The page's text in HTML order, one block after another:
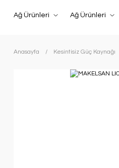
Ağ Ürünleri Ağ Ürünleri
Anasayfa Kesintisiz Güç Kaynağı